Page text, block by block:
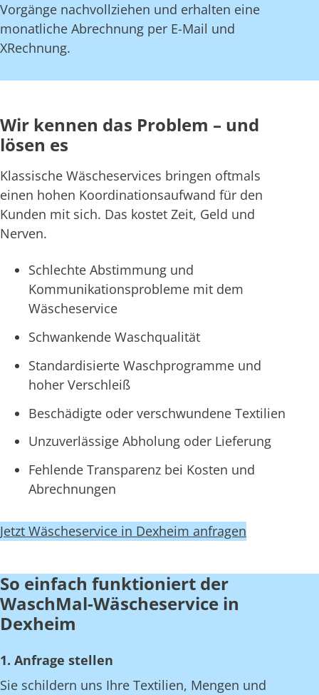
Vorgänge nachvollziehen und erhalten eine
monatliche Abrechnung per E-Mail und
XRechnung.
Wir kennen das Problem – und
lösen es
Klassische Wäscheservices bringen oftmals
einen hohen Koordinationsaufwand für den
Kunden mit sich. Das kostet Zeit, Geld und
Nerven.
Schlechte Abstimmung und
Kommunikationsprobleme mit dem
Wäscheservice
Schwankende Waschqualität
Standardisierte Waschprogramme und
hoher Verschleiß
Beschädigte oder verschwundene Textilien
Unzuverlässige Abholung oder Lieferung
Fehlende Transparenz bei Kosten und
Abrechnungen
Jetzt Wäscheservice in Dexheim anfragen
So einfach funktioniert der
WaschMal-Wäscheservice in
Dexheim
1. Anfrage stellen
Sie schildern uns Ihre Textilien, Mengen und